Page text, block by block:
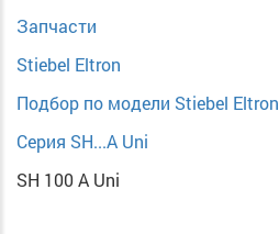
Запчасти
Stiebel Eltron
Подбор по модели Stiebel Eltron
Серия SH...A Uni
SH 100 A Uni